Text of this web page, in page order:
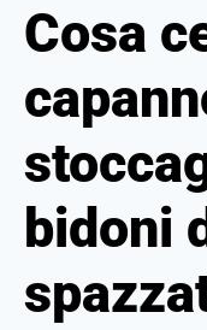
Cosa
bidoni